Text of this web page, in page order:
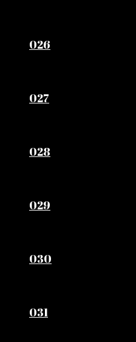
026
027
028
029
030
031